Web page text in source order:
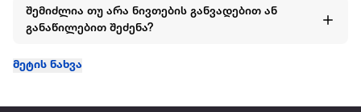
შემიძლია თუ არა ნივთების განვადებით ან
განაწილებით შეძენა?
მეტის ნახვა